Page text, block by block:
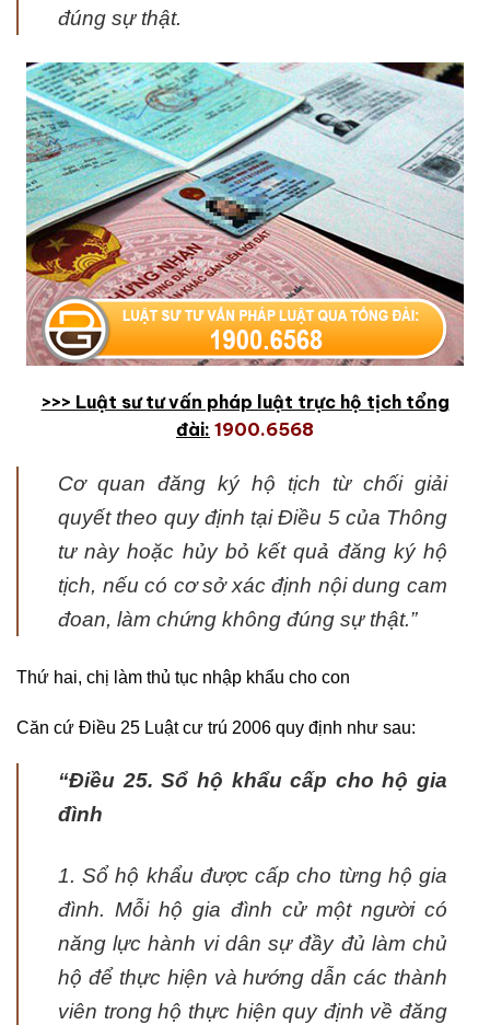
đúng sự thật.
>>> Luật sư tư vấn pháp luật trực hộ tịch tổng
đài: 1900.6568
Cơ quan đăng ký hộ tịch từ chối giải
quyết theo quy định tại Điều 5 của Thông
tư này hoặc hủy bỏ kết quả đăng ký hộ
tịch, nếu có cơ sở xác định nội dung cam
đoan, làm chứng không đúng sự thật.”
Thứ hai, chị làm thủ tục nhập khẩu cho con
Căn cứ Điều 25 Luật cư trú 2006 quy định như sau:
“Điều 25. Sổ hộ khẩu cấp cho hộ gia
đình
1. Sổ hộ khẩu được cấp cho từng hộ gia
đình. Mỗi hộ gia đình cử một người có
năng lực hành vi dân sự đầy đủ làm chủ
hộ để thực hiện và hướng dẫn các thành
viên trong hộ thực hiện quy định về đăng